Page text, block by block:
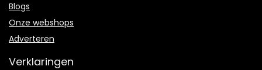
Blogs
Onze webshops
Adverteren
Verklaringen